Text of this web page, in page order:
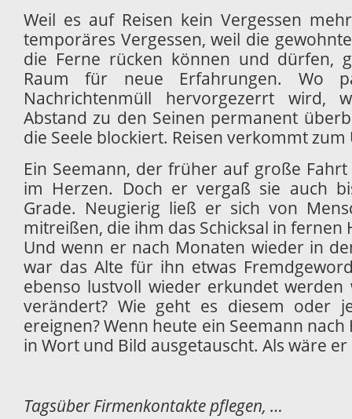
Weil es auf Reisen kein Vergessen
temporäres Vergessen, weil die
die Ferne rücken können und dürfen,
Raum für neue Erfahrungen. Wo
Nachrichtenmüll hervorgezerrt wird,
Abstand zu den Seinen permanent
die Seele blockiert. Reisen verkommt zum
Ein Seemann, der früher auf große
im Herzen. Doch er vergaß sie auch
Grade. Neugierig ließ er sich von
mitreißen, die ihm das Schicksal in fernen
Und wenn er nach Monaten wieder in
war das Alte für ihn etwas
ebenso lustvoll wieder erkundet werden
verändert? Wie geht es diesem oder
ereignen? Wenn heute ein Seemann
in Wort und Bild ausgetauscht. Als wäre
Tagsüber Firmenkontakte pflegen, …